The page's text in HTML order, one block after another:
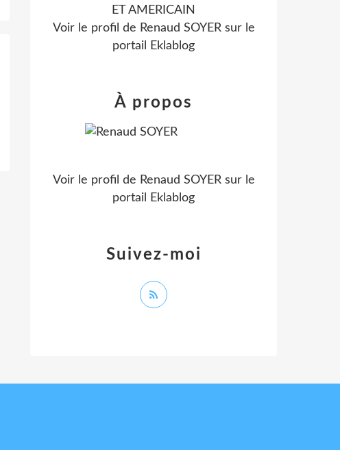
ET AMERICAIN
Voir le profil de Renaud SOYERsur le
portail Eklablog
Suivez-moi
À propos
Voir le profil de Renaud SOYERsur le
portail Eklablog